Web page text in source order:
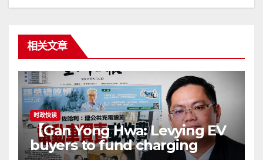
相关文章
时政快读
【Gan Yong Hwa: Levying EV
buyers to fund charging